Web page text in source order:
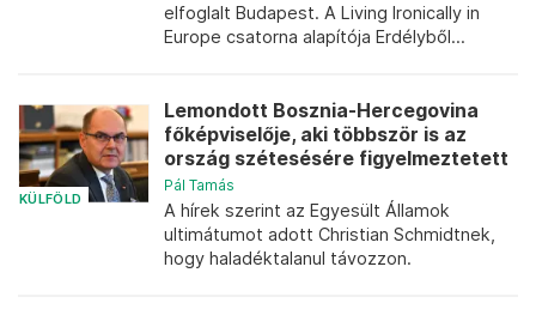
elfoglalt Budapest. A Living Ironically in
Europe csatorna alapítója Erdélyből...
KÜLFÖLD
Lemondott Bosznia-Hercegovina
főképviselője, aki többször is az
ország szétesésére figyelmeztetett
Pál Tamás
A hírek szerint az Egyesült Államok
ultimátumot adott Christian Schmidtnek,
hogy haladéktalanul távozzon.